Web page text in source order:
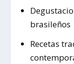
brasileños
Recetas